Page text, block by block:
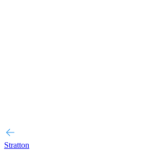
Stratton